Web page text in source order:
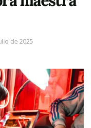
de 2025